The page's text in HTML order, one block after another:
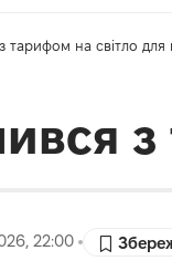
тарифом на світло для
22:00